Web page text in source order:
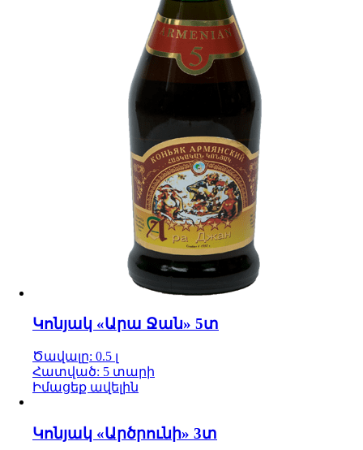
Կոնյակ «Արա Ջան» 5տ
Ծավալը: 0.5 լ
Հատված: 5 տարի
Իմացեք ավելին
Կոնյակ «Արծրունի» 3տ